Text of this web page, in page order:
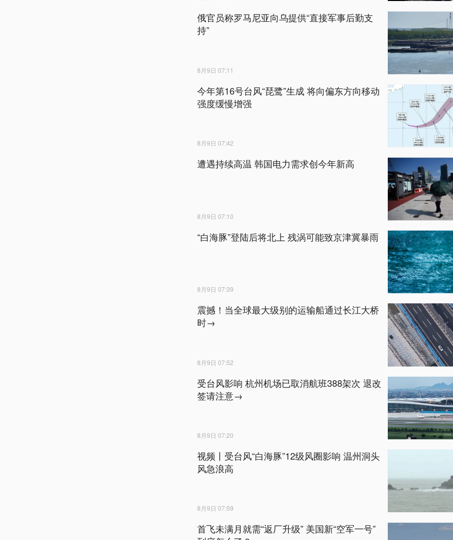
俄官员称罗马尼亚向乌提供“直接军事后勤支
持”
8月9日 07:11
今年第16号台风“琵鹭”生成 将向偏东方向移动
强度缓慢增强
8月9日 07:42
遭遇持续高温 韩国电力需求创今年新高
8月9日 07:10
“白海豚”登陆后将北上 残涡可能致京津冀暴雨
8月9日 07:39
震撼！当全球最大级别的运输船通过长江大桥
时→
8月9日 07:52
受台风影响 杭州机场已取消航班388架次 退改
签请注意→
8月9日 07:20
视频丨受台风“白海豚”12级风圈影响 温州洞头
风急浪高
8月9日 07:59
首飞未满月就需“返厂升级” 美国新“空军一号”